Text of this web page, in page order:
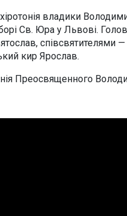
владики
Св. Юра у Львові.
співсвятителями —
кир Ярослав.
Преосвященного